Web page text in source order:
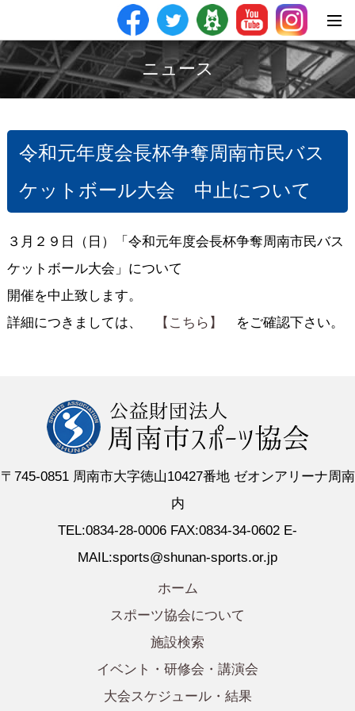
ニュース
令和元年度会長杯争奪周南市民バス
ケットボール大会 中止について
３月２９日（日）「令和元年度会長杯争奪周南市民バス
ケットボール大会」について
開催を中止致します。
詳細につきましては、
【こちら】 をご確認下さい。
〒745-0851 周南市大字徳山10427番地 ゼオンアリーナ周南
内
TEL:0834-28-0006 FAX:0834-34-0602 E-
MAIL:sports@shunan-sports.or.jp
ホーム
スポーツ協会について
施設検索
イベント・研修会・講演会
大会スケジュール・結果